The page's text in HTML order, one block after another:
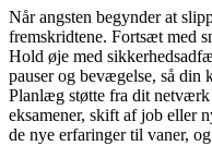
Når angsten begynder at
fremskridtene. Fortsæt med
Hold øje med
pauser og bevægelse, så din
Planlæg støtte fra dit netværk
eksamener, skift af job eller
de nye erfaringer til vaner,